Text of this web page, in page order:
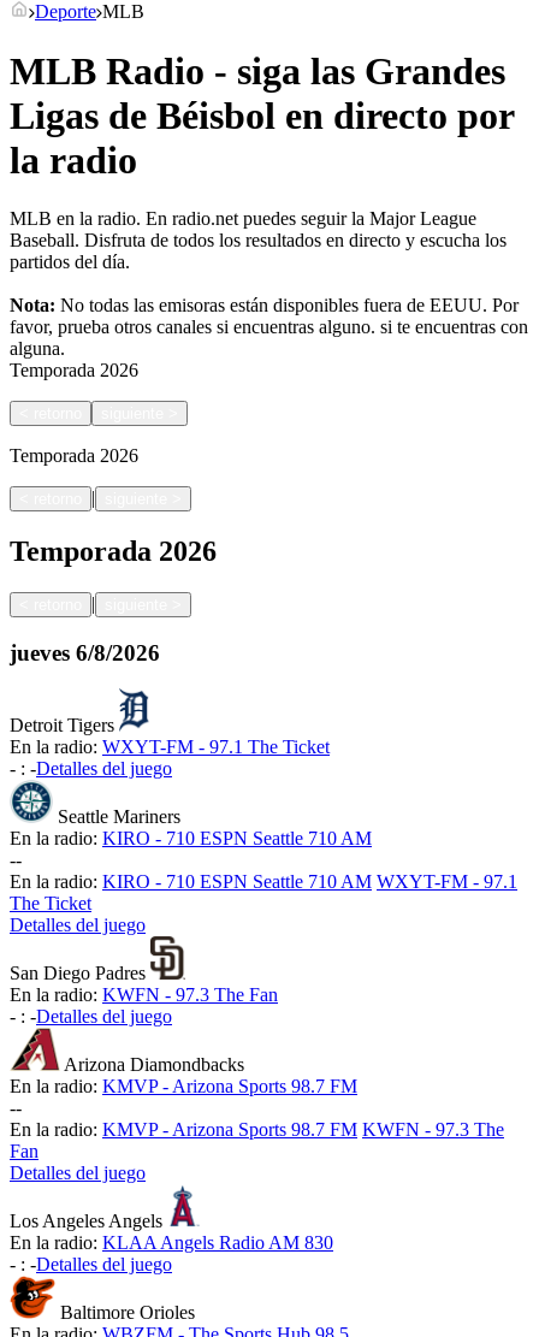
Deporte MLB
MLB Radio - siga las Grandes
Ligas de Béisbol en directo por
la radio
MLB en la radio. En radio.net puedes seguir la Major League
Baseball. Disfruta de todos los resultados en directo y escucha los
partidos del día.
Nota: No todas las emisoras están disponibles fuera de EEUU. Por
favor, prueba otros canales si encuentras alguno. si te encuentras con
alguna.
Temporada 2026
Temporada 2026
|
Temporada 2026
|
jueves 6/8/2026
Detroit Tigers
En la radio: WXYT-FM - 97.1 The Ticket
- : -Detalles del juego
Seattle Mariners
En la radio: KIRO - 710 ESPN Seattle 710 AM
--
En la radio: KIRO - 710 ESPN Seattle 710 AM WXYT-FM - 97.1
The Ticket
Detalles del juego
San Diego Padres
En la radio: KWFN - 97.3 The Fan
- : -Detalles del juego
Arizona Diamondbacks
En la radio: KMVP - Arizona Sports 98.7 FM
--
En la radio: KMVP - Arizona Sports 98.7 FM KWFN - 97.3 The
Fan
Detalles del juego
Los Angeles Angels
En la radio: KLAA Angels Radio AM 830
- : -Detalles del juego
Baltimore Orioles